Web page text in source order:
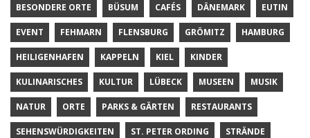
BESONDERE ORTE BÜSUM CAFÉS DÄNEMARK EUTIN
EVENT FEHMARN FLENSBURG GRÖMITZ HAMBURG
HEILIGENHAFEN KAPPELN KIEL KINDER
KULINARISCHES KULTUR LÜBECK MUSEEN MUSIK
NATUR ORTE PARKS & GÄRTEN RESTAURANTS
SEHENSWÜRDIGKEITEN ST. PETER ORDING STRÄNDE